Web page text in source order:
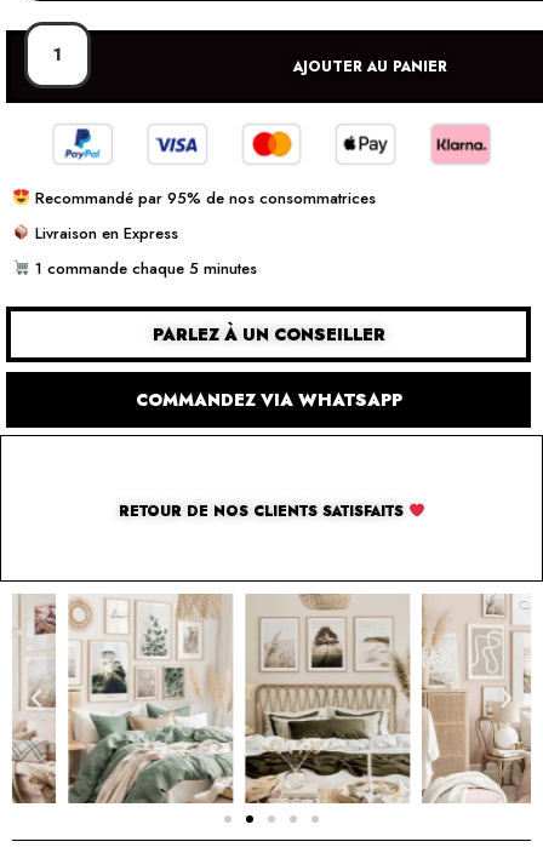
AJOUTER AU PANIER
Recommandé par 95% de nos consommatrices
Livraison en Express
1 commande chaque 5 minutes
PARLEZ À UN CONSEILLER
COMMANDEZ VIA WHATSAPP
RETOUR DE NOS CLIENTS SATISFAITS
SOLUTION PAR THE LUXURY BOX & CO